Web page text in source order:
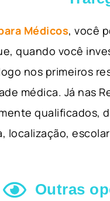
Médicos, você
quando você
nos primeiros
médica. Já nas
qualificados,
localização,
Outras